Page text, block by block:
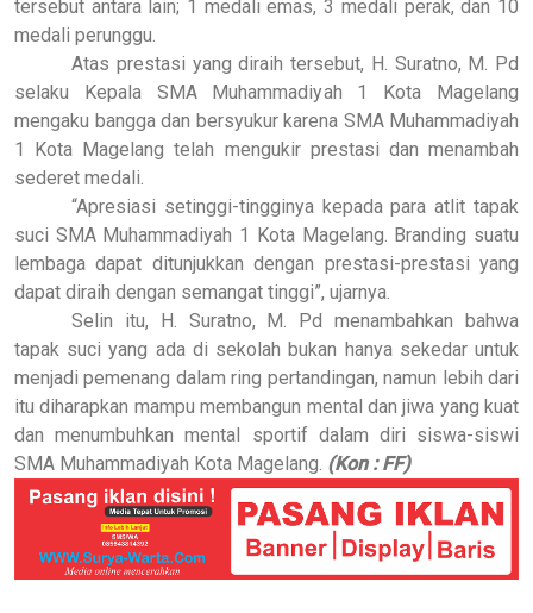
tersebut antara lain; 1 medali emas, 3 medali perak, dan 10
medali perunggu.
Atas prestasi yang diraih tersebut, H. Suratno, M. Pd
selaku Kepala SMA Muhammadiyah 1 Kota Magelang
mengaku bangga dan bersyukur karena SMA Muhammadiyah
1 Kota Magelang telah mengukir prestasi dan menambah
sederet medali.
“Apresiasi setinggi-tingginya kepada para atlit tapak
suci SMA Muhammadiyah 1 Kota Magelang. Branding suatu
lembaga dapat ditunjukkan dengan prestasi-prestasi yang
dapat diraih dengan semangat tinggi”, ujarnya.
Selin itu, H. Suratno, M. Pd menambahkan bahwa
tapak suci yang ada di sekolah bukan hanya sekedar untuk
menjadi pemenang dalam ring pertandingan, namun lebih dari
itu diharapkan mampu membangun mental dan jiwa yang kuat
dan menumbuhkan mental sportif dalam diri siswa-siswi
SMA Muhammadiyah Kota Magelang. (Kon : FF)